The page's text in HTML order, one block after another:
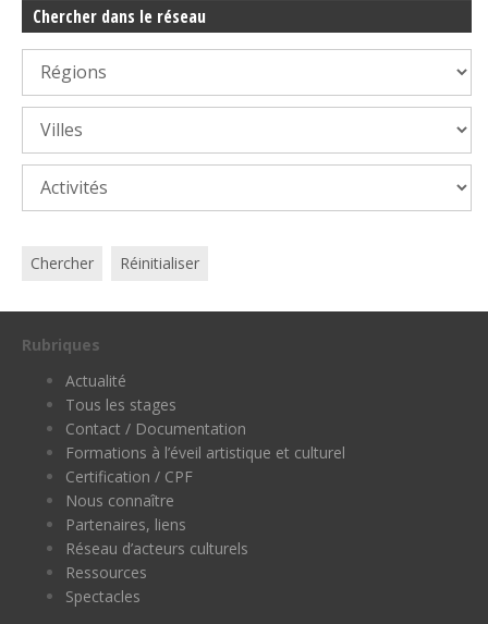
Chercher dans le réseau
Chercher Réinitialiser
Rubriques
Actualité
Tous les stages
Contact / Documentation
Formations à l’éveil artistique et culturel
Certification / CPF
Nous connaître
Partenaires, liens
Réseau d’acteurs culturels
Ressources
Spectacles